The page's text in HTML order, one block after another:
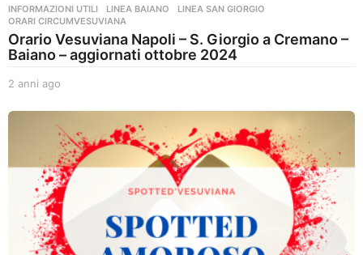
INFORMAZIONI UTILI ,LINEA BAIANO ,LINEA SAN GIORGIO
ORARI CIRCUMVESUVIANA
Orario Vesuviana Napoli – S. Giorgio a Cremano –
Baiano – aggiornati ottobre 2024
2 anni ago
n
n
i
a
g
o